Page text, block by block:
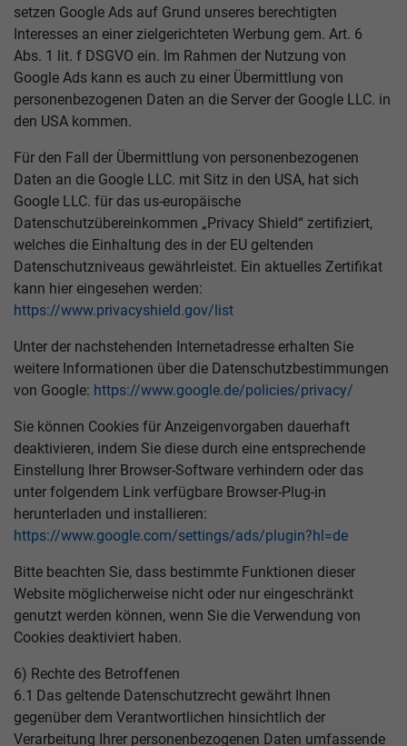
setzen Google Ads auf Grund unseres berechtigten
Interesses an einer zielgerichteten Werbung gem. Art. 6
Abs. 1 lit. f DSGVO ein. Im Rahmen der Nutzung von
Google Ads kann es auch zu einer Übermittlung von
personenbezogenen Daten an die Server der Google LLC. in
den USA kommen.
Für den Fall der Übermittlung von personenbezogenen
Daten an die Google LLC. mit Sitz in den USA, hat sich
Google LLC. für das us-europäische
Datenschutzübereinkommen „Privacy Shield“ zertifiziert,
welches die Einhaltung des in der EU geltenden
Datenschutzniveaus gewährleistet. Ein aktuelles Zertifikat
kann hier eingesehen werden:
https://www.privacyshield.gov/list
Unter der nachstehenden Internetadresse erhalten Sie
weitere Informationen über die Datenschutzbestimmungen
von Google: https://www.google.de/policies/privacy/
Sie können Cookies für Anzeigenvorgaben dauerhaft
deaktivieren, indem Sie diese durch eine entsprechende
Einstellung Ihrer Browser-Software verhindern oder das
unter folgendem Link verfügbare Browser-Plug-in
herunterladen und installieren:
https://www.google.com/settings/ads/plugin?hl=de
Bitte beachten Sie, dass bestimmte Funktionen dieser
Website möglicherweise nicht oder nur eingeschränkt
genutzt werden können, wenn Sie die Verwendung von
Cookies deaktiviert haben.
6) Rechte des Betroffenen
6.1 Das geltende Datenschutzrecht gewährt Ihnen
gegenüber dem Verantwortlichen hinsichtlich der
Verarbeitung Ihrer personenbezogenen Daten umfassende